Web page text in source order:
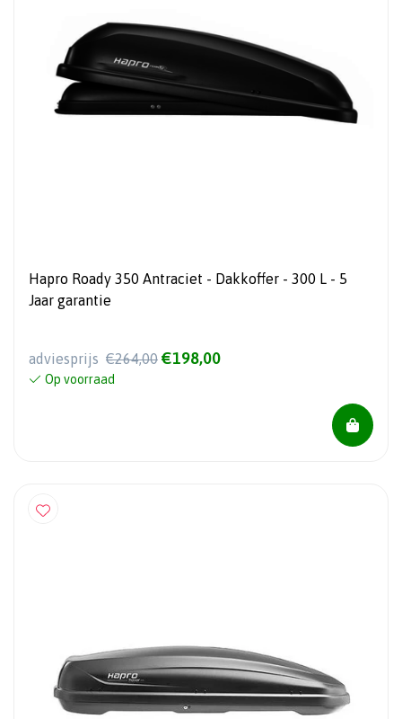
Hapro Roady 350 Antraciet - Dakkoffer - 300 L - 5
Jaar garantie
adviesprijs €264,00 €198,00
Op voorraad